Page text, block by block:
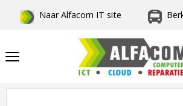
Naar Alfacom IT site